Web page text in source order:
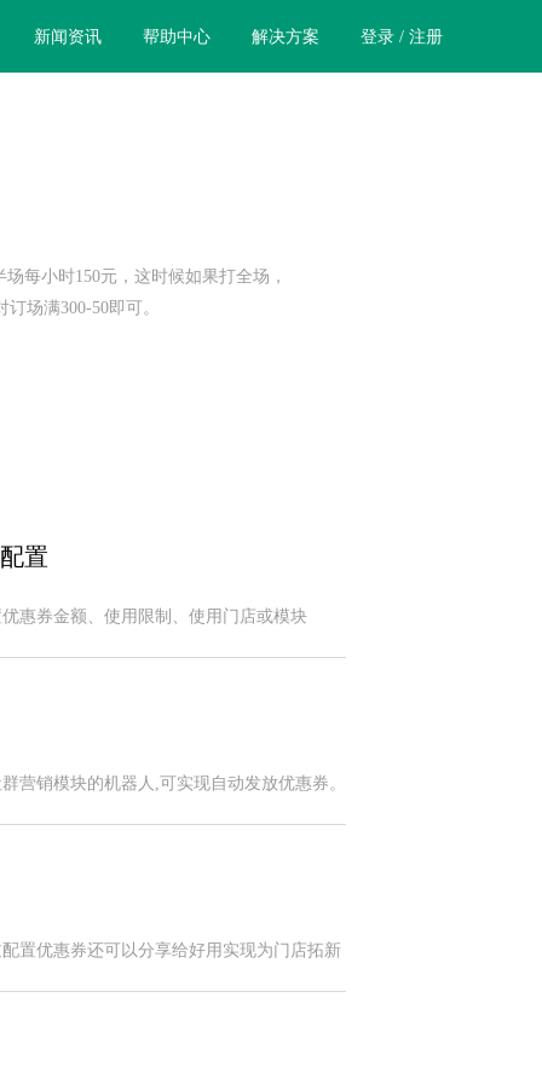
新闻资讯 帮助中心 解决方案 登录 / 注册
每小时150元，这时候如果打全场，
场满300-50即可。
置
惠券金额、使用限制、使用门店或模块
营销模块的机器人,可实现自动发放优惠券。
置优惠券还可以分享给好用实现为门店拓新